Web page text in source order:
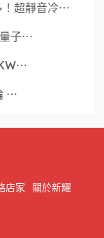
！超靜音冷⋯
子⋯
⋯
店家
關於新耀